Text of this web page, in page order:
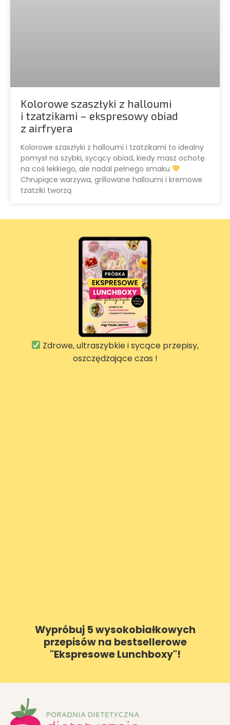
Kolorowe szaszłyki z halloumi
i tzatzikami – ekspresowy obiad
z airfryera
Kolorowe szaszłyki z halloumi i tzatzikami to idealny
pomysł na szybki, sycący obiad, kiedy masz ochotę
na coś lekkiego, ale nadal pełnego smaku
Chrupiące warzywa, grillowane halloumi i kremowe
tzatziki tworzą
Wypróbuj 5 wysokobiałkowych
przepisów na bestsellerowe
"Ekspresowe Lunchboxy"!
Zdrowe, ultraszybkie i sycące przepisy,
oszczędzające czas !